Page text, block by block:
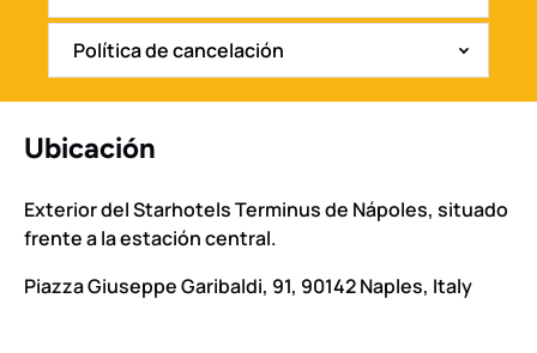
Política de cancelación
Ubicación
Exterior del Starhotels Terminus de Nápoles, situado
frente a la estación central.
Piazza Giuseppe Garibaldi, 91, 90142 Naples, Italy